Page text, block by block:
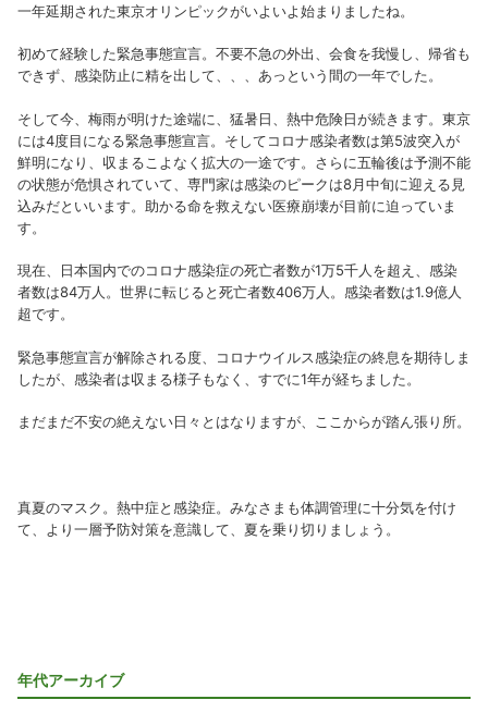
一年延期された東京オリンピックがいよいよ始まりましたね。
初めて経験した緊急事態宣言。不要不急の外出、会食を我慢し、帰省も
できず、感染防止に精を出して、、、あっという間の一年でした。
そして今、梅雨が明けた途端に、猛暑日、熱中危険日が続きます。東京
には4度目になる緊急事態宣言。そしてコロナ感染者数は第5波突入が
鮮明になり、収まるこよなく拡大の一途です。さらに五輪後は予測不能
の状態が危惧されていて、専門家は感染のピークは8月中旬に迎える見
込みだといいます。助かる命を救えない医療崩壊が目前に迫っていま
す。
現在、日本国内でのコロナ感染症の死亡者数が1万5千人を超え、感染
者数は84万人。世界に転じると死亡者数406万人。感染者数は1.9億人
超です。
緊急事態宣言が解除される度、コロナウイルス感染症の終息を期待しま
したが、感染者は収まる様子もなく、すでに1年が経ちました。
まだまだ不安の絶えない日々とはなりますが、ここからが踏ん張り所。
真夏のマスク。熱中症と感染症。みなさまも体調管理に十分気を付け
て、より一層予防対策を意識して、夏を乗り切りましょう。
年代アーカイブ